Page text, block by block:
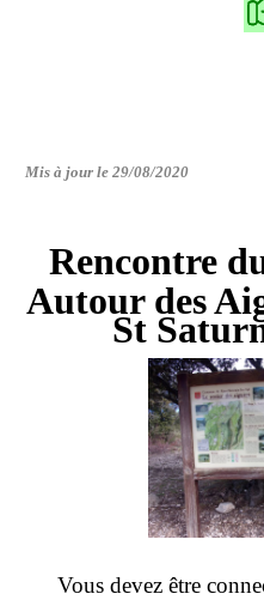
Mis à jour le 29/08/2020
Rencontre
Autour des
St
Vous devez être